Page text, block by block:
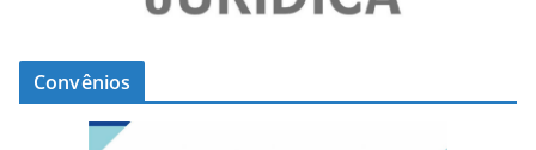
Convênios